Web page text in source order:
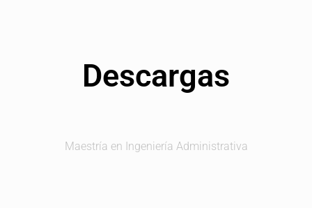
Descargas
Maestría en Ingeniería Administrativa